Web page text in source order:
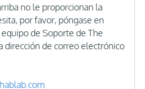
no le proporcionan la
por favor, póngase en
de Soporte de The
dirección de correo electrónico